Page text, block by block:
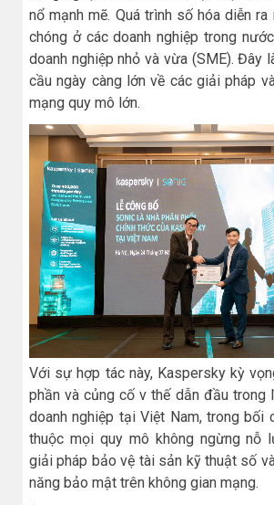
nổ mạnh mẽ. Quá trình số hóa diễn ra
chóng ở các doanh nghiệp trong
doanh nghiệp nhỏ và vừa (SME). Đây
cầu ngày càng lớn về các giải pháp
mạng quy mô lớn.
Với sự hợp tác này, Kaspersky kỳ
phần và củng cố v thế dẫn đầu trong
doanh nghiệp tại Việt Nam, trong bối
thuộc mọi quy mô không ngừng nỗ
giải pháp bảo vệ tài sản kỹ thuật số
năng bảo mật trên không gian mạng.